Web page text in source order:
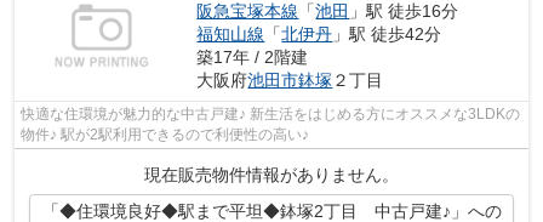
阪急宝塚本線 「池田 」駅 徒歩16分
福知山線 「北伊丹 」駅 徒歩42分
築17年 / 2階建
大阪府池田市鉢塚 ２丁目
快適な住環境が魅力的な中古戸建♪ 新生活をはじめる方にオススメな3LDKの
物件♪ 駅が2駅利用できるので利便性の高い♪
現在販売物件情報がありません。
「◆住環境良好◆駅まで平坦◆鉢塚2丁目 中古戸建♪」への